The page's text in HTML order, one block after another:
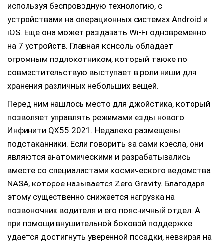
используя беспроводную технологию, с
устройствами на операционных системах Android и
iOS. Еще она может раздавать Wi-Fi одновременно
на 7 устройств. Главная консоль обладает
огромным подлокотником, который также по
совместительствую выступает в роли ниши для
хранения различных небольших вещей.
Перед ним нашлось место для джойстика, который
позволяет управлять режимами езды нового
Инфинити QX55 2021. Недалеко размещены
подстаканники. Если говорить за сами кресла, они
являются анатомическими и разрабатывались
вместе со специалистами космического ведомства
NASA, которое называется Zero Gravity. Благодаря
этому существенно снижается нагрузка на
позвоночник водителя и его поясничный отдел. А
при помощи внушительной боковой поддержке
удается достигнуть уверенной посадки, невзирая на